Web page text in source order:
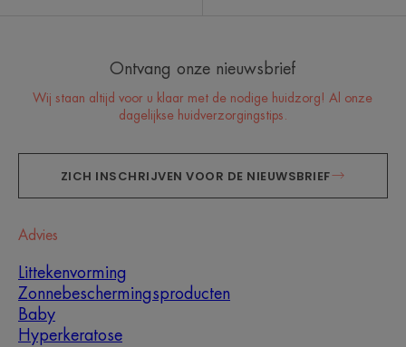
Ontvang onze nieuwsbrief
Wij staan altijd voor u klaar met de nodige huidzorg! Al onze
dagelijkse huidverzorgingstips.
ZICH INSCHRIJVEN VOOR DE NIEUWSBRIEF
Advies
Littekenvorming
Zonnebeschermingsproducten
Baby
Hyperkeratose